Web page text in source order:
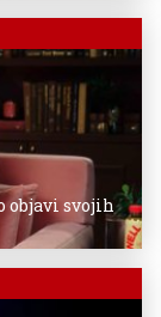
objavi svojih